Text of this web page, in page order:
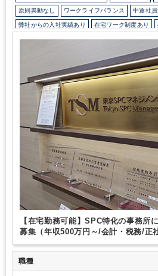
原則異動なし ワークライフバランス 中途社
弊社からの入社実績あり 在宅ワーク制度あり
所定労働時間8時間未満 駅から徒歩5分以内
年間休日
【在宅勤務可能】SPC特化の事務所
募集（年収500万円～/会計・税務/正
職種